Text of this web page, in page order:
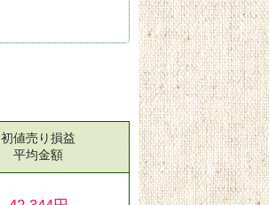
初値売り損益
平均金額